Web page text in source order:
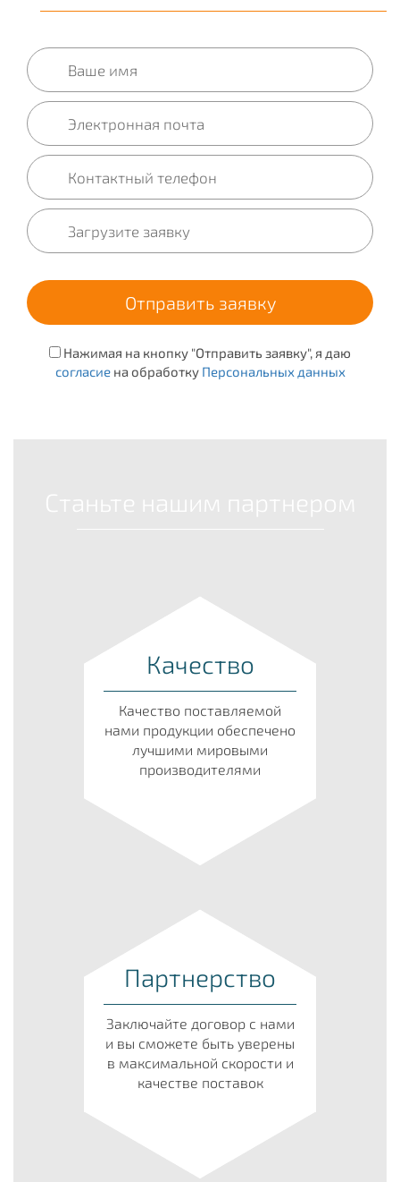
Нажимая на кнопку "Отправить заявку", я даю
согласиена обработку Персональных данных
Качество
Качество поставляемой
нами продукции обеспечено
лучшими мировыми
производителями
Партнерство
Заключайте договор с нами
и вы сможете быть уверены
в максимальной скорости и
качестве поставок